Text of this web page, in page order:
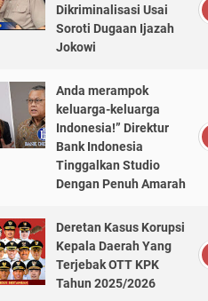
Dikriminalisasi Usai
Soroti Dugaan Ijazah
Jokowi
Anda merampok
keluarga-keluarga
Indonesia!” Direktur
Bank Indonesia
Tinggalkan Studio
Dengan Penuh Amarah
Deretan Kasus Korupsi
Kepala Daerah Yang
Terjebak OTT KPK
Tahun 2025/2026